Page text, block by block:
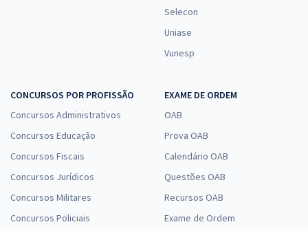
Selecon
Uniase
Vunesp
CONCURSOS POR PROFISSÃO
Concursos Administrativos
Concursos Educação
Concursos Fiscais
Concursos Jurídicos
Concursos Militares
Concursos Policiais
EXAME DE ORDEM
OAB
Prova OAB
Calendário OAB
Questões OAB
Recursos OAB
Exame de Ordem